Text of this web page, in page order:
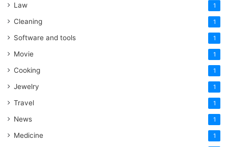
Law 1
Cleaning 1
Software and tools 1
Movie 1
Cooking 1
Jewelry 1
Travel 1
News 1
Medicine 1